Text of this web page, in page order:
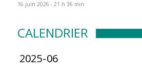
16 juin 2026 - 21 h 36 min
CALENDRIER